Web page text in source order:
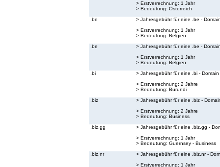
> Erstverrechnung: 1 Jahr
> Bedeutung: Österreich
.be
> Jahresgebühr für eine .be -
> Erstverrechnung: 1 Jahr
> Bedeutung: Belgien
.be
> Jahresgebühr für eine .be -
> Erstverrechnung: 1 Jahr
> Bedeutung: Belgien
.bi
> Jahresgebühr für eine .bi - Domain
> Erstverrechnung: 2 Jahre
> Bedeutung: Burundi
.biz
> Jahresgebühr für eine .biz -
> Erstverrechnung: 2 Jahre
> Bedeutung: Business
.biz.gg
> Jahresgebühr für eine .biz.gg -
> Erstverrechnung: 1 Jahr
> Bedeutung: Guernsey - Business
.biz.nr
> Jahresgebühr für eine .biz.nr -
> Erstverrechnung: 1 Jahr